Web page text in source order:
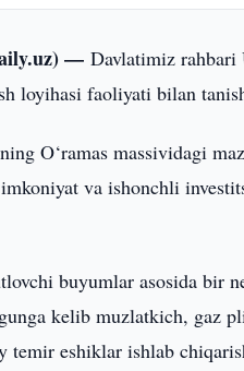
—Davlatimiz rahbari
loyihasi faoliyati bilan
O‘ramas massividagi
va ishonchli
buyumlar asosida bir
kelib muzlatkich, gaz
temir eshiklar ishlab